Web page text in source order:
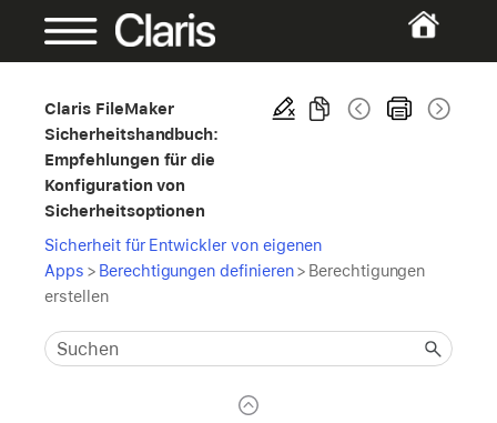
Claris FileMaker
Sicherheitshandbuch:
Empfehlungen für die
Konfiguration von
Sicherheitsoptionen
Sicherheit für Entwickler von eigenen
Apps > Berechtigungen definieren> Berechtigungen
erstellen